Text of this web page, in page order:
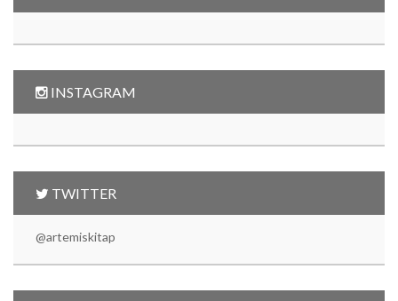
INSTAGRAM
TWITTER
@artemiskitap